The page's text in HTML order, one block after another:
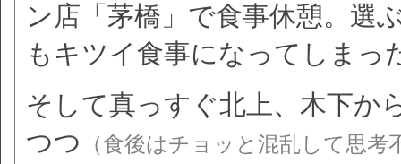
ン店「茅橋」で食事休憩。選
もキツイ食事になってしまっ
そして真っすぐ北上、木下か
つつ
（食後はチョッと混乱して思